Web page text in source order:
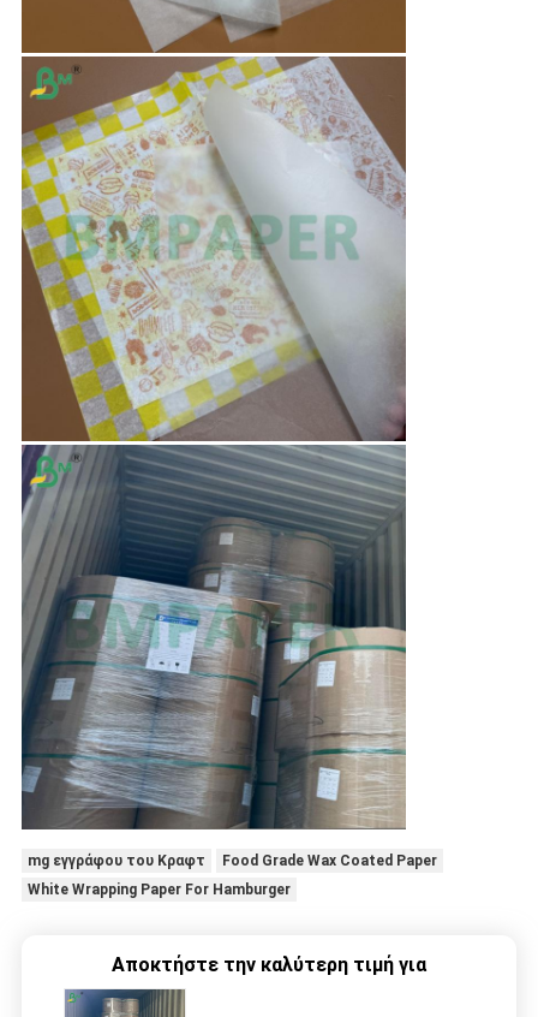
mg εγγράφου του Κραφτ
Food Grade Wax Coated Paper
White Wrapping Paper For Hamburger
Αποκτήστε την καλύτερη τιμή για